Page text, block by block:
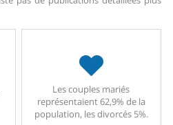
Les couples mariés
représentaient 62,9% de la
population, les divorcés 5%.